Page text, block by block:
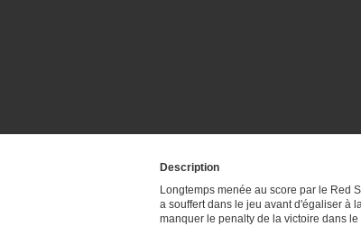
Description
Longtemps menée au score par le Red
a souffert dans le jeu avant d'égaliser à
manquer le penalty de la victoire dans